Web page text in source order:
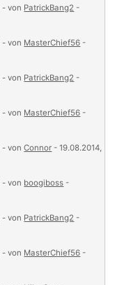
- von PatrickBang2 -
- von MasterChief56 -
- von PatrickBang2 -
- von MasterChief56 -
- vonConnor - 19.08.2014,
- von boogiboss -
- von PatrickBang2 -
- von MasterChief56 -